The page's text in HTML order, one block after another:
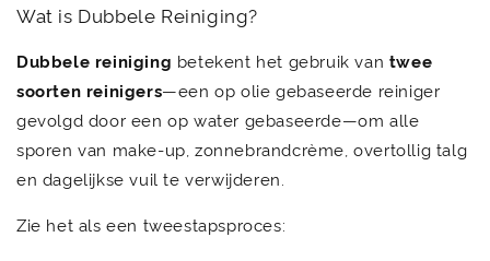
Wat is Dubbele Reiniging?
Dubbele reiniging betekent het gebruik van twee
soorten reinigers—een op olie gebaseerde reiniger
gevolgd door een op water gebaseerde—om alle
sporen van make-up, zonnebrandcrème, overtollig talg
en dagelijkse vuil te verwijderen.
Zie het als een tweestapsproces: